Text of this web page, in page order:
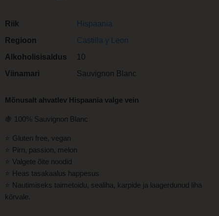
Riik
Hispaania
Regioon
Castilla y Leon
Alkoholisisaldus
10
Viinamari
Sauvignon Blanc
Mõnusalt ahvatlev Hispaania valge vein
🍇 100% Sauvignon Blanc
⭐ Gluten free, vegan
⭐ Pirn, passion, melon
⭐ Valgete õite noodid
⭐ Heas tasakaalus happesus
⭐ Nautimiseks taimetoidu, sealiha, karpide ja laagerdunud liha
kõrvale.